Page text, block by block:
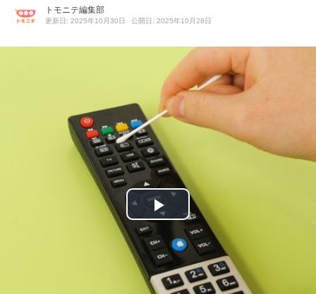
トモニテ編集部
更新日: 2025年10月30日 公開日: 2025年10月28日
P
l
a